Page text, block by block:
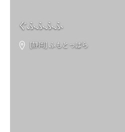
ぐふふふふ
[静岡] ふもとっぱら